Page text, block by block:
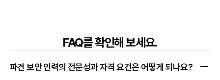
FAQ를 확인해 보세요.
파견 보안 인력의 전문성과 자격 요건은 어떻게 되나요?